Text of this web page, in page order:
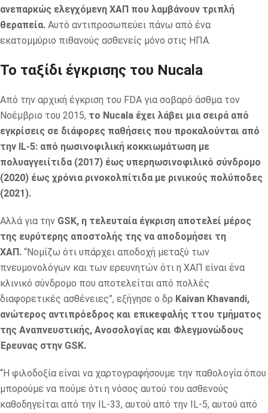
ανεπαρκώς ελεγχόμενη ΧΑΠ που λαμβάνουν τριπλή
θεραπεία. Αυτό αντιπροσωπεύει πάνω από ένα
εκατομμύριο πιθανούς ασθενείς μόνο στις ΗΠΑ.
Το ταξίδι έγκρισης του Nucala
Από την αρχική έγκριση του FDA για σοβαρό άσθμα τον
Νοέμβριο του 2015, το Nucala έχει λάβει μια σειρά από
εγκρίσεις σε διάφορες παθήσεις που προκαλούνται από
την IL-5: από ηωσινοφιλική κοκκιωμάτωση με
πολυαγγειίτιδα (2017) έως υπερηωσινοφιλικό σύνδρομο
(2020) έως χρόνια ρινοκολπίτιδα με ρινικούς πολύποδες
(2021).
Αλλά για την GSK, η τελευταία έγκριση αποτελεί μέρος
της ευρύτερης αποστολής της να αποδομήσει τη
ΧΑΠ. “Νομίζω ότι υπάρχει αποδοχή μεταξύ των
πνευμονολόγων και των ερευνητών ότι η ΧΑΠ είναι ένα
κλινικό σύνδρομο που αποτελείται από πολλές
διαφορετικές ασθένειες”, εξήγησε ο δρ Kaivan Khavandi,
ανώτερος αντιπρόεδρος και επικεφαλής ττου τμήματος
της Αναπνευστικής, Ανοσολογίας και Φλεγμονώδους
Έρευνας στην GSK.
“Η φιλοδοξία είναι να χαρτογραφήσουμε την παθολογία όπου
μπορούμε να πούμε ότι η νόσος αυτού του ασθενούς
καθοδηγείται από την IL-33, αυτού από την IL-5, αυτού από